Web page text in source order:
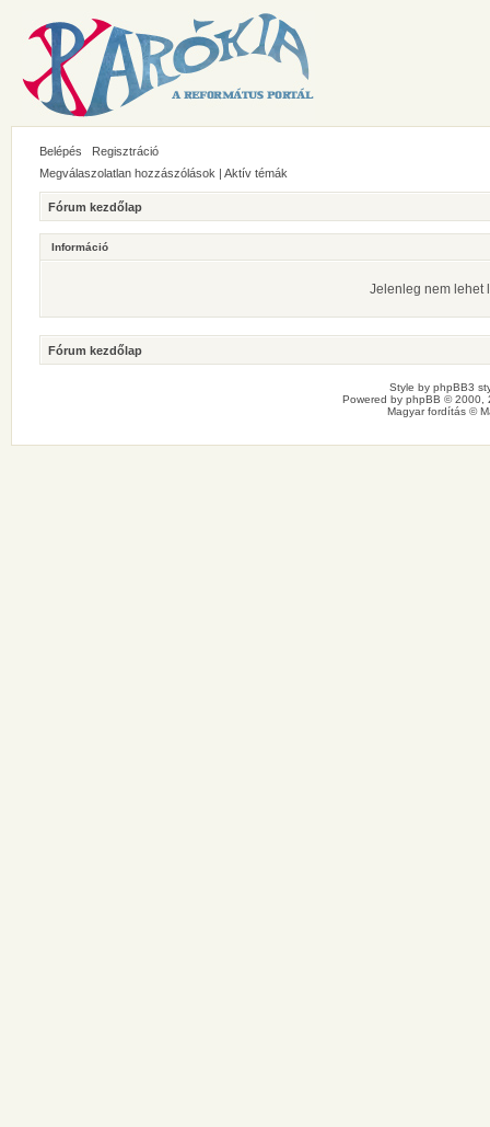
Belépés
Regisztráció
Megválaszolatlan hozzászólások | Aktív témák
Fórum kezdőlap
Információ
Jelenleg nem lehet
Fórum kezdőlap
Style by phpBB3
Powered by phpBB © 2000,
Magyar fordítás ©